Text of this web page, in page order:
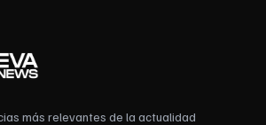
más relevantes de la actualidad